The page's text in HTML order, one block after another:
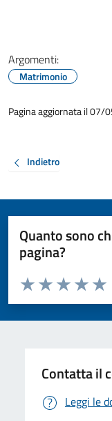
Argomenti:
Matrimonio
Pagina aggiornata il 07/
Indietro
Quanto sono
pagina?
Valuta da 1 a 5 stelle la
Valuta
Valuta 3
Valuta 2 stelle
Valuta 1 stelle su 5
Contatta il
Leggi le